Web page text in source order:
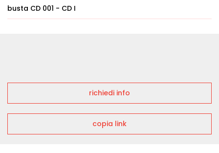
busta CD 001 - CD I
richiedi info
copia link